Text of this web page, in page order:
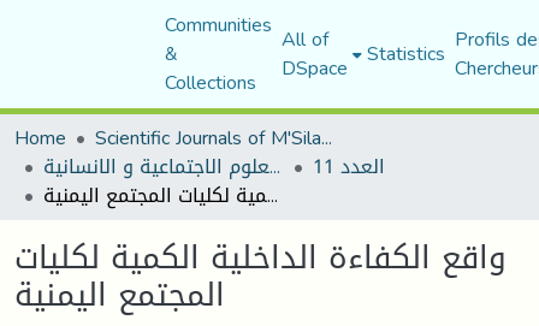
Communities
&
Collections
All of
DSpace Statistics Profils
Home
Scientific Journals of M'Sila University
مجلة العلوم الاجتماعية و الانسانية العدد 11
واقع الكفاءة الداخلية الكمية لكليات المجتمع اليمنية
واقع الكفاءة الداخلية الكمية لكليات
المجتمع اليمنية